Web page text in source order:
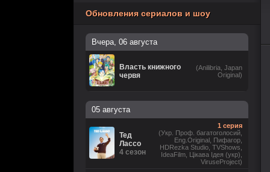
80
1 2 3
Обновления сериалов и шоу
Вчера, 06 августа
Власть книжного
червя
(Anilibria, Japan
Original)
05 августа
Тед
Лассо
4 сезон
1 серия
(Укр. Проф. багатоголосий,
Eng.Original, Пифагор,
HDRezka Studio, TVShows,
IdeaFilm, Цікава Ідея (укр),
ViruseProject)